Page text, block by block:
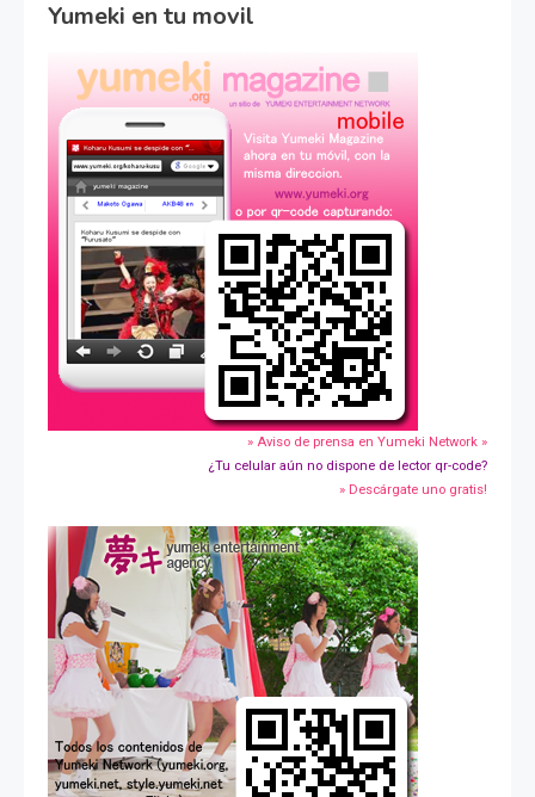
Yumeki en tu movil
» Aviso de prensa en Yumeki Network »
¿Tu celular aún no dispone de lector qr-code?
» Descárgate uno gratis!